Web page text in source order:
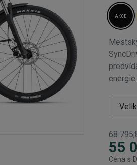
AKCE
energie.
68
55
Cena s